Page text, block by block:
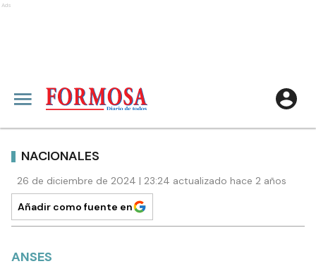
Ads
NACIONALES
26 de diciembre de 2024 | 23:24 actualizado hace 2 años
Añadir como fuente en
ANSES